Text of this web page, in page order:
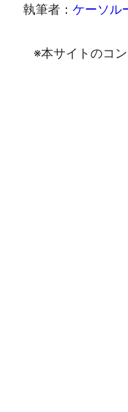
執筆者： ケーソル
※本サイトのコ